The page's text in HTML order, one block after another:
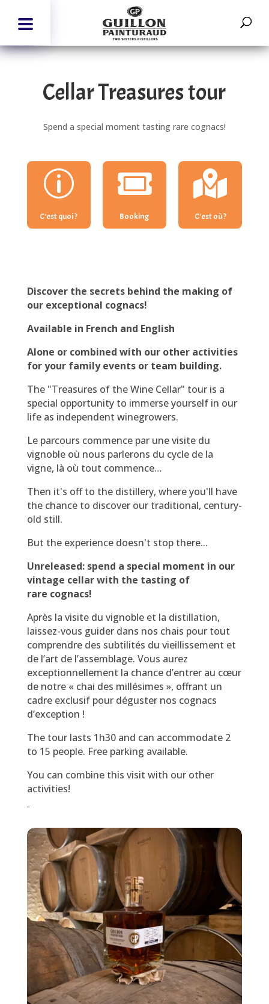
Cellar Treasures tour
Spend a special moment tasting rare cognacs!
p
C'est quoi ?

Booking

C'est où ?
Discover the secrets behind the making of
our exceptional cognacs!
Available in French and English
Alone or combined with our other activities
for your family events or team building.
The "Treasures of the Wine Cellar" tour is a
special opportunity to immerse yourself in our
life as independent winegrowers.
Le parcours commence par une visite du
vignoble où nous parlerons du cycle de la
vigne, là où tout commence…
Then it's off to the distillery, where you'll have
the chance to discover our traditional, century-
old still.
But the experience doesn't stop there...
Unreleased: spend a special moment in our
vintage cellar with the tasting of
rare cognacs!
Après la visite du vignoble et la distillation,
laissez-vous guider dans nos chais pour tout
comprendre des subtilités du vieillissement et
de l’art de l’assemblage. Vous aurez
exceptionnellement la chance d’entrer au cœur
de notre « chai des millésimes », offrant un
cadre exclusif pour déguster nos cognacs
d’exception !
The tour lasts 1h30 and can accommodate 2
to 15 people. Free parking available.
You can combine this visit with our other
activities!